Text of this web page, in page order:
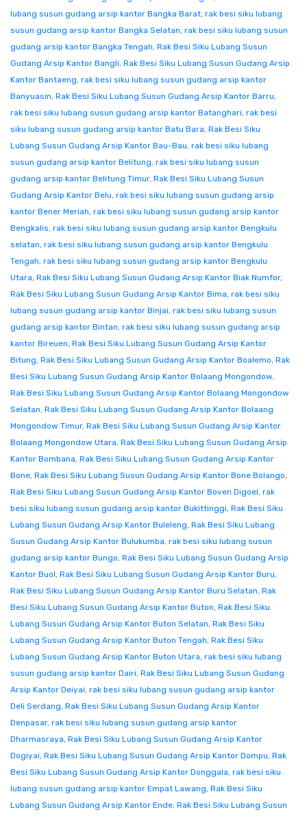
lubang susun gudang arsip kantor Bangka Barat, rak besi siku lubang
susun gudang arsip kantor Bangka Selatan, rak besi siku lubang susun
gudang arsip kantor Bangka Tengah, Rak Besi Siku Lubang Susun
Gudang Arsip Kantor Bangli, Rak Besi Siku Lubang Susun Gudang Arsip
Kantor Bantaeng, rak besi siku lubang susun gudang arsip kantor
Banyuasin, Rak Besi Siku Lubang Susun Gudang Arsip Kantor Barru,
rak besi siku lubang susun gudang arsip kantor Batanghari, rak besi
siku lubang susun gudang arsip kantor Batu Bara, Rak Besi Siku
Lubang Susun Gudang Arsip Kantor Bau-Bau, rak besi siku lubang
susun gudang arsip kantor Belitung, rak besi siku lubang susun
gudang arsip kantor Belitung Timur, Rak Besi Siku Lubang Susun
Gudang Arsip Kantor Belu, rak besi siku lubang susun gudang arsip
kantor Bener Meriah, rak besi siku lubang susun gudang arsip kantor
Bengkalis, rak besi siku lubang susun gudang arsip kantor Bengkulu
selatan, rak besi siku lubang susun gudang arsip kantor Bengkulu
Tengah, rak besi siku lubang susun gudang arsip kantor Bengkulu
Utara, Rak Besi Siku Lubang Susun Gudang Arsip Kantor Biak Numfor,
Rak Besi Siku Lubang Susun Gudang Arsip Kantor Bima, rak besi siku
lubang susun gudang arsip kantor Binjai, rak besi siku lubang susun
gudang arsip kantor Bintan, rak besi siku lubang susun gudang arsip
kantor Bireuen, Rak Besi Siku Lubang Susun Gudang Arsip Kantor
Bitung, Rak Besi Siku Lubang Susun Gudang Arsip Kantor Boalemo, Rak
Besi Siku Lubang Susun Gudang Arsip Kantor Bolaang Mongondow,
Rak Besi Siku Lubang Susun Gudang Arsip Kantor Bolaang Mongondow
Selatan, Rak Besi Siku Lubang Susun Gudang Arsip Kantor Bolaang
Mongondow Timur, Rak Besi Siku Lubang Susun Gudang Arsip Kantor
Bolaang Mongondow Utara, Rak Besi Siku Lubang Susun Gudang Arsip
Kantor Bombana, Rak Besi Siku Lubang Susun Gudang Arsip Kantor
Bone, Rak Besi Siku Lubang Susun Gudang Arsip Kantor Bone Bolango,
Rak Besi Siku Lubang Susun Gudang Arsip Kantor Boven Digoel, rak
besi siku lubang susun gudang arsip kantor Bukittinggi, Rak Besi Siku
Lubang Susun Gudang Arsip Kantor Buleleng, Rak Besi Siku Lubang
Susun Gudang Arsip Kantor Bulukumba, rak besi siku lubang susun
gudang arsip kantor Bungo, Rak Besi Siku Lubang Susun Gudang Arsip
Kantor Buol, Rak Besi Siku Lubang Susun Gudang Arsip Kantor Buru,
Rak Besi Siku Lubang Susun Gudang Arsip Kantor Buru Selatan, Rak
Besi Siku Lubang Susun Gudang Arsip Kantor Buton, Rak Besi Siku
Lubang Susun Gudang Arsip Kantor Buton Selatan, Rak Besi Siku
Lubang Susun Gudang Arsip Kantor Buton Tengah, Rak Besi Siku
Lubang Susun Gudang Arsip Kantor Buton Utara, rak besi siku lubang
susun gudang arsip kantor Dairi, Rak Besi Siku Lubang Susun Gudang
Arsip Kantor Deiyai, rak besi siku lubang susun gudang arsip kantor
Deli Serdang, Rak Besi Siku Lubang Susun Gudang Arsip Kantor
Denpasar, rak besi siku lubang susun gudang arsip kantor
Dharmasraya, Rak Besi Siku Lubang Susun Gudang Arsip Kantor
Dogiyai, Rak Besi Siku Lubang Susun Gudang Arsip Kantor Dompu, Rak
Besi Siku Lubang Susun Gudang Arsip Kantor Donggala, rak besi siku
lubang susun gudang arsip kantor Empat Lawang, Rak Besi Siku
Lubang Susun Gudang Arsip Kantor Ende, Rak Besi Siku Lubang Susun